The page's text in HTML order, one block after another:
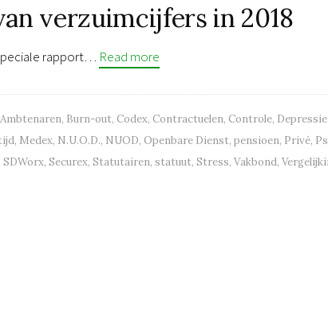
verzuimcijfers in 2018
rapport… Read more
Ambtenaren, Burn-out, Codex, Contractuelen, Controle, Depressie
, Medex, N.U.O.D., NUOD, Openbare Dienst, pensioen, Privé,
SDWorx, Securex, Statutairen, statuut, Stress, Vakbond,